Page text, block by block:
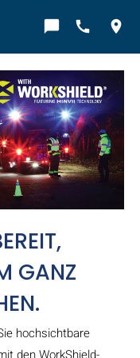
chat_bubble call location_on
GANZ
hochsichtbare